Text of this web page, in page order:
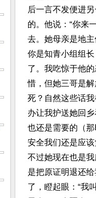
后一言不发便进
的。他说：“你来
去。她母亲是地
你是知青小组组
了。我吃惊于他
惜，但她三哥是
死？自然这些话
办让我护送她回
也还是需要的（
安全我们还是应
不过她现在也是
是把原证明退还
了，瞪起眼：“我